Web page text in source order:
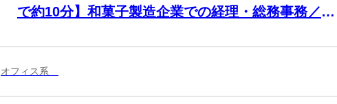
で約10分】和菓子製造企業での経理・総務事務／週4
オフィス系